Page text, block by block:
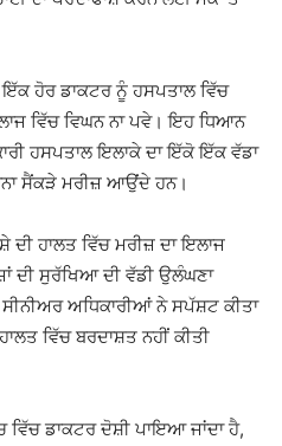
ਹੋਰ ਡਾਕਟਰ ਨੂੰ ਹਸਪਤਾਲ ਵਿੱਚ
ਵਿੱਚ ਵਿਘਨ ਨਾ ਪਵੇ। ਇਹ ਧਿਆਨ
ਹਸਪਤਾਲ ਇਲਾਕੇ ਦਾ ਇੱਕੋ ਇੱਕ ਵੱਡਾ
ਸੈਂਕੜੇ ਮਰੀਜ਼ ਆਉਂਦੇ ਹਨ।
ਦੀ ਹਾਲਤ ਵਿੱਚ ਮਰੀਜ਼ ਦਾ ਇਲਾਜ
ਦੀ ਸੁਰੱਖਿਆ ਦੀ ਵੱਡੀ ਉਲੰਘਣਾ
ਅਧਿਕਾਰੀਆਂ ਨੇ ਸਪੱਸ਼ਟ ਕੀਤਾ
ਵਿੱਚ ਬਰਦਾਸ਼ਤ ਨਹੀਂ ਕੀਤੀ
ਵਿੱਚ ਡਾਕਟਰ ਦੋਸ਼ੀ ਪਾਇਆ ਜਾਂਦਾ ਹੈ,